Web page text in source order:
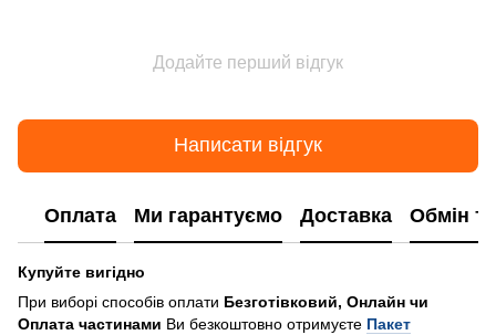
Додайте перший відгук
Написати відгук
Оплата Ми гарантуємо Доставка Обмін
Купуйте вигідно
При виборі способів оплати Безготівковий, Онлайн чи
Оплата частинами Ви безкоштовно отримуєте Пакет